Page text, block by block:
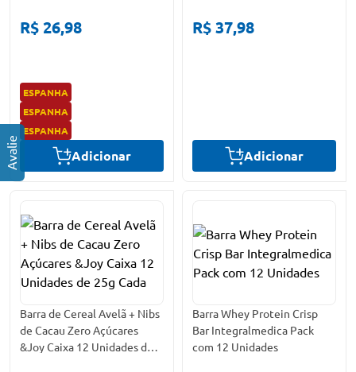
R$ 26,98
ESPANHA
ESPANHA
ESPANHA
Adicionar
R$ 37,98
Adicionar
Barra de Cereal Avelã + Nibs
de Cacau Zero Açúcares
&Joy Caixa 12 Unidades de
Barra Whey Protein Crisp
Bar Integralmedica Pack
com 12 Unidades